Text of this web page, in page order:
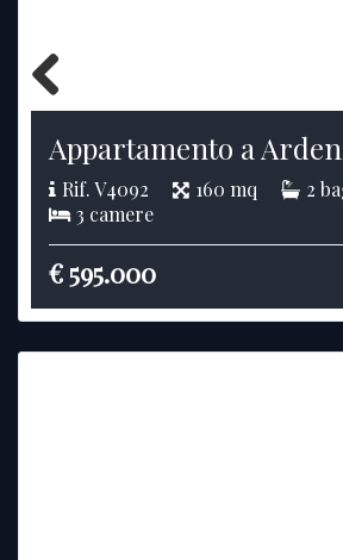
Previous
Appartamento a
Rif. V4092 160 mq
2
3 camere
€ 595.000